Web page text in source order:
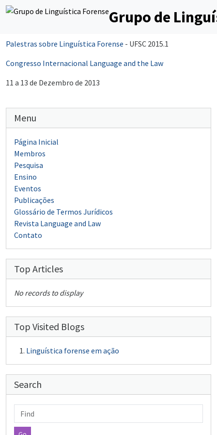
Grupo de
Palestras sobre Linguística Forense - UFSC 2015.1
Congresso Internacional Language and the Law
11 a 13 de Dezembro de 2013
Menu
Página Inicial
Membros
Pesquisa
Ensino
Eventos
Publicações
Glossário de Termos Jurídicos
Revista Language and Law
Contato
Top Articles
No records to display
Top Visited Blogs
Linguística forense em ação
Search
Find